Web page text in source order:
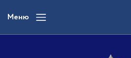
вмісту
Меню